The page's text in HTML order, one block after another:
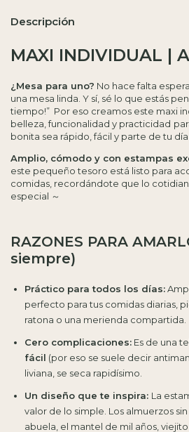
Descripción
MAXI INDIVIDUAL |
¿Mesa para uno? No hace falta
una mesa linda. Y sí, sé lo que estás
tiempo!” Por eso creamos este maxi
belleza, funcionalidad y practicidad
bonita sea rápido, fácil y parte de tu día
Amplio, cómodo y con estampas
este pequeño tesoro está listo para
comidas, recordándote que lo
especial ～
RAZONES PARA
siempre)
Práctico para todos los días:
perfecto para tus comidas diarias,
ratona o una merienda compartida.
Cero complicaciones: Es de una
fácil (por eso se suele decir
liviana, se seca rapidísimo.
Un diseño que te inspira: La
valor de lo simple. Los almuerzos
abuela, el mantel de mil años,